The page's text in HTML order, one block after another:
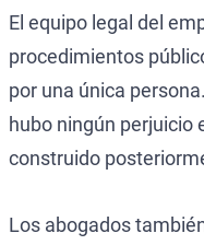
El equipo legal del
procedimientos
por una única
hubo ningún perjuicio
construido
Los abogados